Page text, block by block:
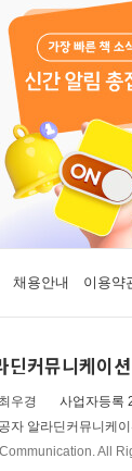
채용안내 이용약
딘커뮤니케이션
우경 사업자등록
자 알라딘커뮤니케이
All